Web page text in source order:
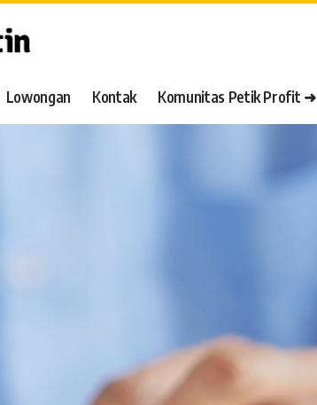
Lowongan Kontak Komunitas Petik Profit ➜